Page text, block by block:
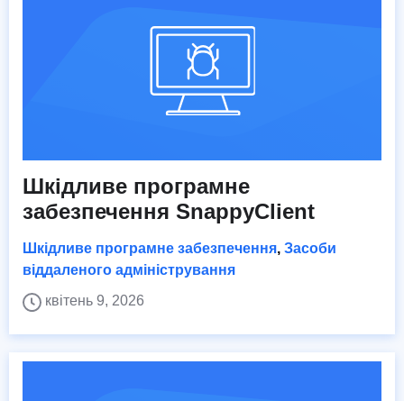
Шкідливе програмне
забезпечення SnappyClient
Шкідливе програмне забезпечення, Засоби
віддаленого адміністрування
квітень 9, 2026